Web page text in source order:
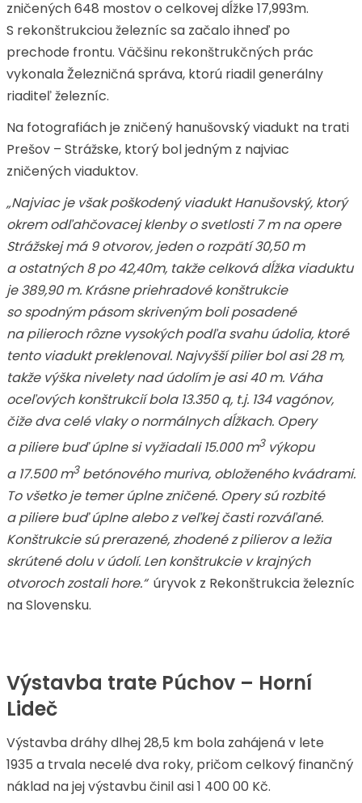
zničených 648 mostov o celkovej dĺžke 17,993m.
S rekonštrukciou železníc sa začalo ihneď po
prechode frontu. Väčšinu rekonštrukčných prác
vykonala Železničná správa, ktorú riadil generálny
riaditeľ železníc.
Na fotografiách je zničený hanušovský viadukt na trati
Prešov – Strážske, ktorý bol jedným z najviac
zničených viaduktov.
„Najviac je však poškodený viadukt Hanušovský, ktorý
okrem odľahčovacej klenby o svetlosti 7 m na opere
Strážskej má 9 otvorov, jeden o rozpätí 30,50 m
a ostatných 8 po 42,40m, takže celková dĺžka viaduktu
je 389,90 m. Krásne priehradové konštrukcie
so spodným pásom skriveným boli posadené
na pilieroch rôzne vysokých podľa svahu údolia, ktoré
tento viadukt preklenoval. Najvyšší pilier bol asi 28 m,
takže výška nivelety nad údolím je asi 40 m. Váha
oceľových konštrukcií bola 13.350 q, t.j. 134 vagónov,
čiže dva celé vlaky o normálnych dĺžkach. Opery
a piliere buď úplne si vyžiadali 15.000 m3výkopu
a 17.500 m3betónového muriva, obloženého kvádrami.
To všetko je temer úplne zničené. Opery sú rozbité
a piliere buď úplne alebo z veľkej časti rozváľané.
Konštrukcie sú prerazené, zhodené z pilierov a ležia
skrútené dolu v údolí. Len konštrukcie v krajných
otvoroch zostali hore.“úryvok z Rekonštrukcia železníc
na Slovensku.
Výstavba trate Púchov – Horní
Lideč
Výstavba dráhy dlhej 28,5 km bola zahájená v lete
1935 a trvala necelé dva roky, pričom celkový finančný
náklad na jej výstavbu činil asi 1 400 00 Kč.